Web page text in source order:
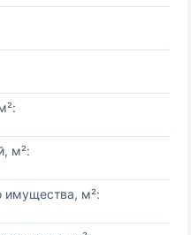
м²:
имущества, м²: